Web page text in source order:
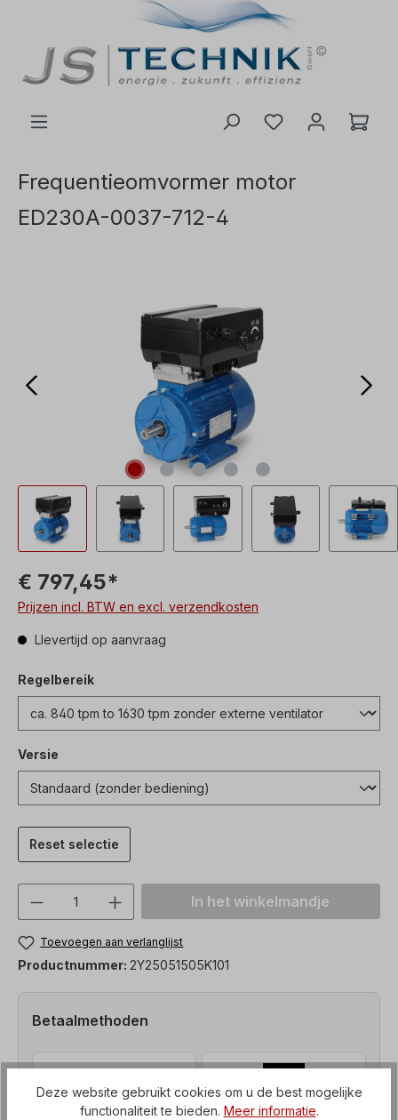
Frequentieomvormer motor
ED230A-0037-712-4
€ 797,45*
Prijzen incl. BTW en excl. verzendkosten
Llevertijd op aanvraag
Regelbereik
Versie
Reset selectie
Producthoeveelheid: Voer de
In het winkelmandje
Toevoegen aan verlanglijst
Productnummer: 2Y25051505K101
Betaalmethoden
Deze website gebruikt cookies om u de best mogelijke
functionaliteit te bieden. Meer informatie.